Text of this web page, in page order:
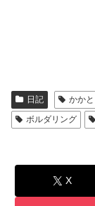
日記 かかと
ボルダリング
X